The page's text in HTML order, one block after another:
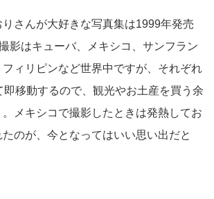
さんが大好きな写真集は1999年発売
影はキューバ、メキシコ、サンフラン
ィリピンなど世界中ですが、それぞれ
即移動するので、観光やお土産を買う余
メキシコで撮影したときは発熱してお
のが、今となってはいい思い出だと